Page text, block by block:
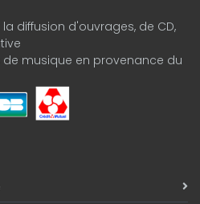
diffusion d'ouvrages, de CD,
musique en provenance du